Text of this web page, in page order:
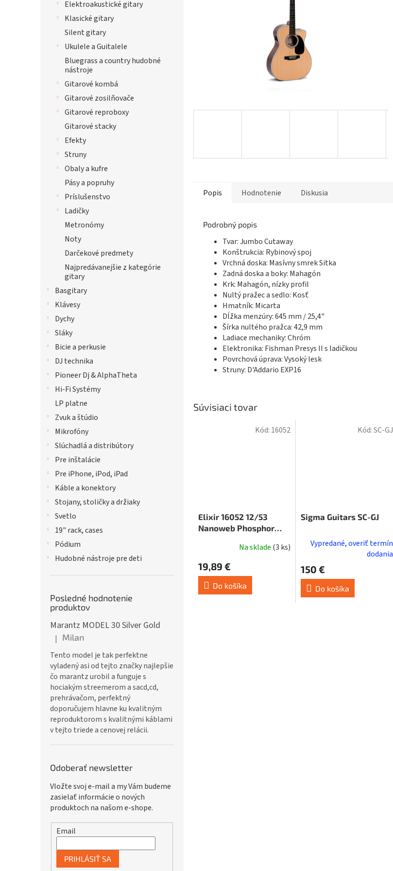
Elektroakustické gitary
Klasické gitary
Silent gitary
Ukulele a Guitalele
Bluegrass a country hudobné
nástroje
Gitarové kombá
Gitarové zosilňovače
Gitarové reproboxy
Gitarové stacky
Efekty
Struny
Obaly a kufre
Pásy a popruhy
Príslušenstvo
Ladičky
Metronómy
Noty
Darčekové predmety
Najpredávanejšie z kategórie
gitary
Basgitary
Klávesy
Dychy
Sláky
Bicie a perkusie
DJ technika
Pioneer Dj & AlphaTheta
Hi-Fi Systémy
LP platne
Zvuk a štúdio
Mikrofóny
Slúchadlá a distribútory
Pre inštalácie
Pre iPhone, iPod, iPad
Káble a konektory
Stojany, stoličky a držiaky
Svetlo
19" rack, cases
Pódium
Hudobné nástroje pre deti
Posledné hodnotenie
produktov
Marantz MODEL 30 Silver Gold
Hodnotenie produktu je 5 z 5 hviezdičiek.
| Milan
Tento model je tak perfektne
vyladený asi od tejto značky najlepšie
čo marantz urobil a funguje s
hociakým streemerom a sacd,cd,
prehrávačom, perfektný
doporučujem hlavne ku kvalitným
reproduktorom s kvalitnými káblami
v tejto triede a cenovej relácii.
Odoberať newsletter
Vložte svoj e-mail a my Vám budeme
zasielať informácie o nových
produktoch na našom e-shope.
Email
PRIHLÁSIŤ SA
Popis Hodnotenie Diskusia
Podrobný popis
Tvar: Jumbo Cutaway
Konštrukcia: Rybinový spoj
Vrchná doska: Masívny smrek Sitka
Zadná doska a boky: Mahagón
Krk: Mahagón, nízky profil
Nultý pražec a sedlo: Kosť
Hmatník: Micarta
Dĺžka menzúry: 645 mm / 25,4"
Šírka nultého pražca: 42,9 mm
Ladiace mechaniky: Chróm
Elektronika: Fishman Presys II s ladičkou
Povrchová úprava: Vysoký lesk
Struny: D'Addario EXP16
Súvisiaci tovar
Elixir 16052 12/53
Nanoweb Phosphor
Na sklade (3 ks)
19,89 €
Do košíka
Kód: 16052
Sigma Guitars SC-GJ
Vypredané, overiť termín
dodania
150 €
Do košíka
Kód:SC-GJ